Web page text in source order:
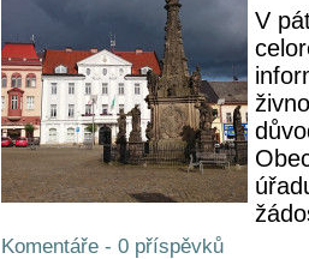
V
Komentáře - 0 příspěvků